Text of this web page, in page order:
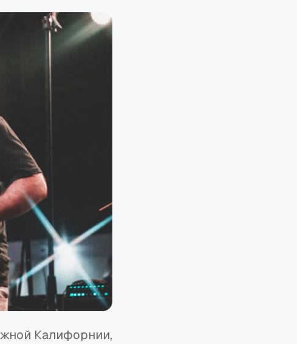
Калифорнии,